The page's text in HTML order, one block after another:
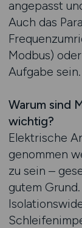
angepasst
Auch das
Modbus)
Aufgabe sein.
Warum sind
wichtig?
Elektrische
genommen
zu sein –
gutem